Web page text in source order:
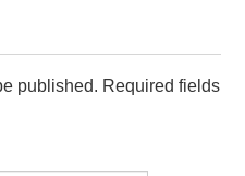
published. Required fields